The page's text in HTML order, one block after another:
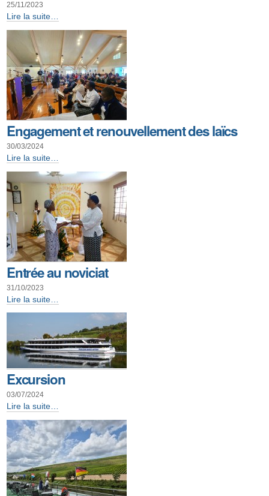
25/11/2023
Cimetières
Nancy
Lire la suite…
Engagement et renouvellement des laïcs
30/03/2024
Engagement
renouvellement
des
laïcs
-
Lire la suite…
Entrée au noviciat
31/10/2023
Entrée
Lire la suite…
Excursion
03/07/2024
Excursion
Lire la suite…